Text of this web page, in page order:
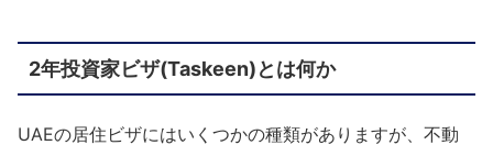
2年投資家ビザ(Taskeen)とは何か
UAEの居住ビザにはいくつかの種類がありますが、不動